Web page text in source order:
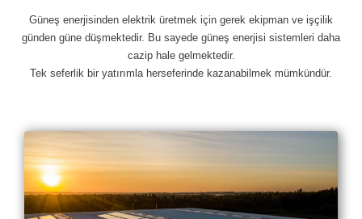
Güneş enerjisinden elektrik üretmek için gerek ekipman ve işçilik
günden güne düşmektedir. Bu sayede güneş enerjisi sistemleri daha
cazip hale gelmektedir.
Tek seferlik bir yatırımla herseferinde kazanabilmek mümkündür.